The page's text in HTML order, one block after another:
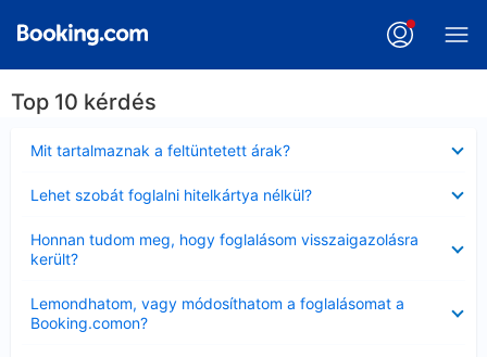
Top 10 kérdés
Mit tartalmaznak a feltüntetett árak?
Lehet szobát foglalni hitelkártya nélkül?
Honnan tudom meg, hogy foglalásom visszaigazolásra
került?
Lemondhatom, vagy módosíthatom a foglalásomat a
Booking.comon?